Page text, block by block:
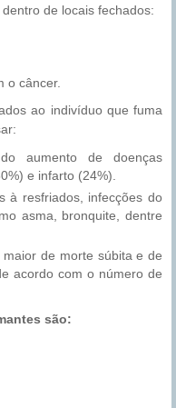
de locais fechados:
o câncer.
ao indivíduo que fuma
aumento de doenças
e infarto (24%).
à resfriados, infecções do
asma, bronquite, dentre
de morte súbita e de
acordo com o número de
são: